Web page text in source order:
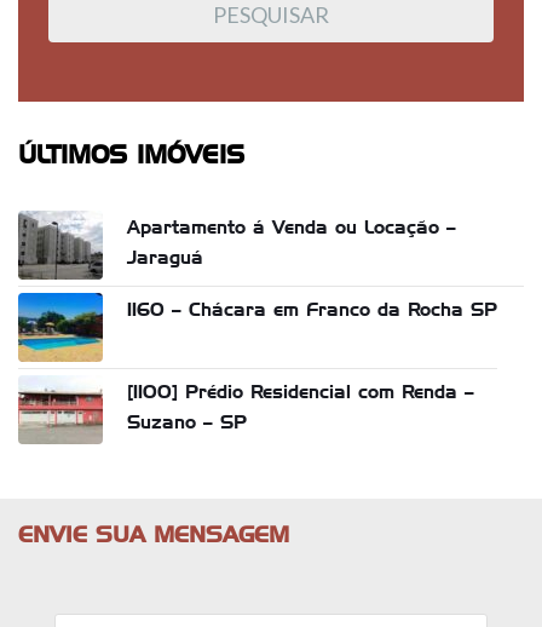
ÚLTIMOS IMÓVEIS
Apartamento á Venda ou Locação –
Jaraguá
1160 – Chácara em Franco da Rocha SP
[1100] Prédio Residencial com Renda –
Suzano – SP
ENVIE SUA MENSAGEM